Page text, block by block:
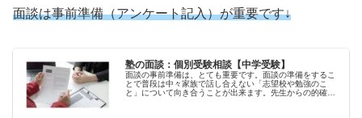
面談は事前準備（アンケート記入）が重要です↓
塾の面談：個別受験相談【中学受験】
面談の事前準備は、とても重要です。面談の準備をするこ
とで普段は中々家族で話し合えない「志望校や勉強のこ
と」について向き合うことが出来ます。先生からの的確な